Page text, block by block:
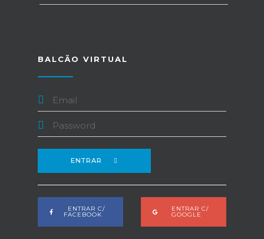
BALCÃO VIRTUAL
ENTRAR
ENTRAR C/
FACEBOOK
ENTRAR C/
GOOGLE